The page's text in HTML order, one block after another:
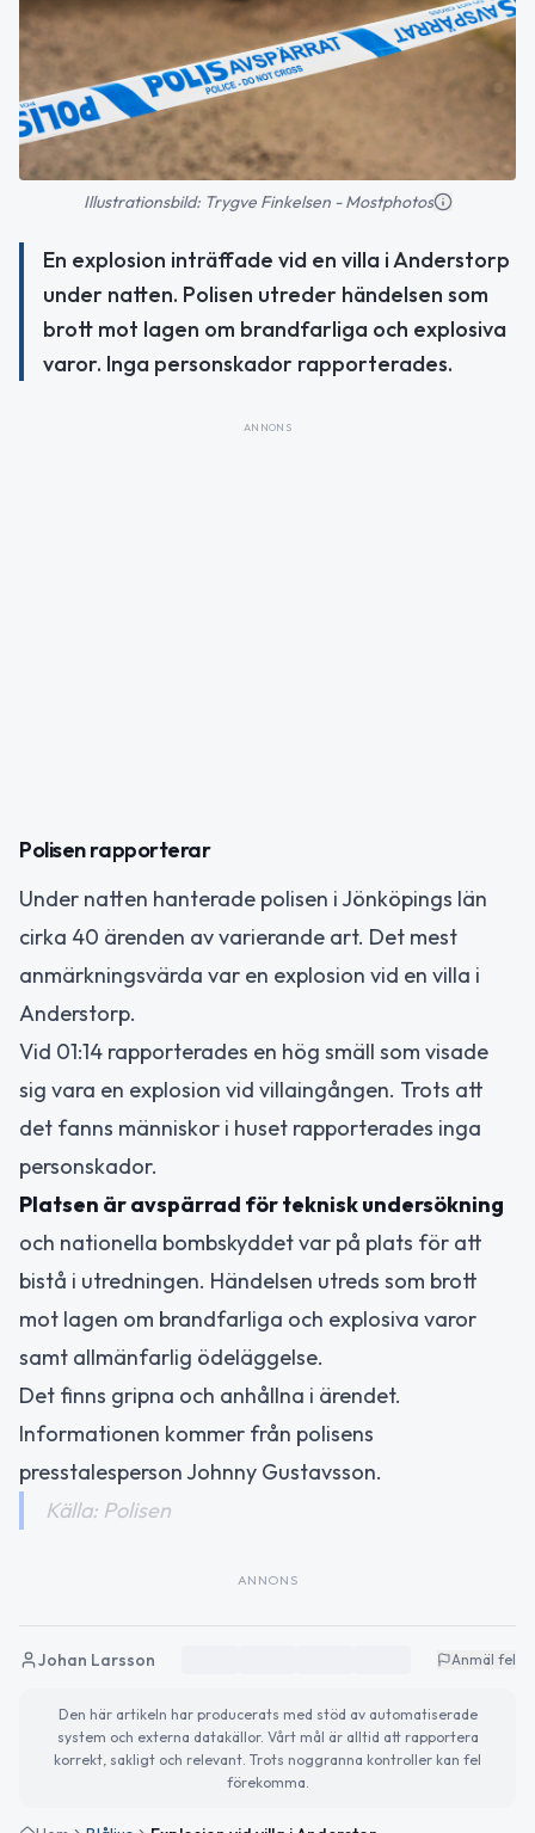
Illustrationsbild: Trygve Finkelsen - Mostphotos
En explosion inträffade vid en villa i Anderstorp
under natten. Polisen utreder händelsen som
brott mot lagen om brandfarliga och explosiva
varor. Inga personskador rapporterades.
ANNONS
Polisen rapporterar
Under natten hanterade polisen i Jönköpings län
cirka 40 ärenden av varierande art. Det mest
anmärkningsvärda var en explosion vid en villa i
Anderstorp.
Vid 01:14 rapporterades en hög smäll som visade
sig vara en explosion vid villaingången. Trots att
det fanns människor i huset rapporterades inga
personskador.
Platsen är avspärrad för teknisk undersökning
och nationella bombskyddet var på plats för att
bistå i utredningen. Händelsen utreds som brott
mot lagen om brandfarliga och explosiva varor
samt allmänfarlig ödeläggelse.
Det finns gripna och anhållna i ärendet.
Informationen kommer från polisens
presstalesperson Johnny Gustavsson.
Källa: Polisen
ANNONS
Johan Larsson Anmäl fel
Den här artikeln har producerats med stöd av automatiserade
system och externa datakällor. Vårt mål är alltid att rapportera
korrekt, sakligt och relevant. Trots noggranna kontroller kan fel
förekomma.